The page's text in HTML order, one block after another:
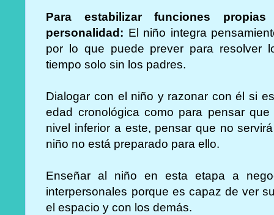
Para estabilizar funciones
personalidad: El niño integra
por lo que puede prever para resolver
tiempo solo sin los padres.
Dialogar con el niño y razonar con él si
edad cronológica como para pensar
nivel inferior a este, pensar que no
niño no está preparado para ello.
Enseñar al niño en esta etapa a
interpersonales porque es capaz de ver
el espacio y con los demás.